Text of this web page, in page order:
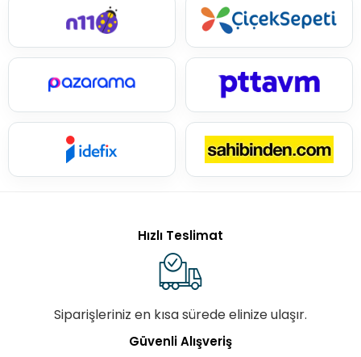
Hızlı Teslimat
Siparişleriniz en kısa sürede elinize ulaşır.
Güvenli Alışveriş